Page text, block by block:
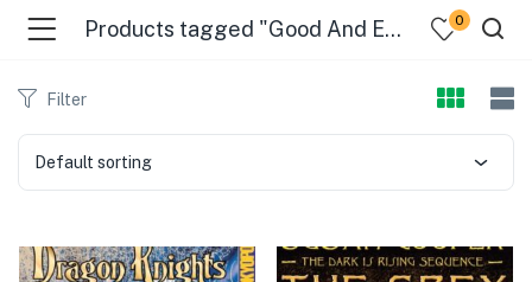
Products tagged "Good And Evil" 0
Filter
Default sorting